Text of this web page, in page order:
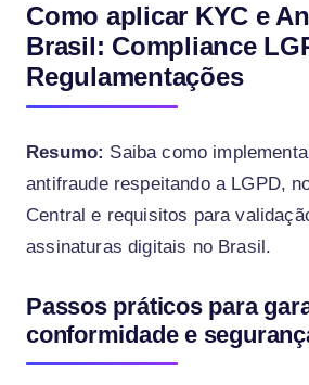
Como aplicar KYC e
Brasil: Compliance
Regulamentações
Resumo: Saiba como
antifraude respeitando a LGPD,
Central e requisitos para
assinaturas digitais no Brasil.
Passos práticos para
conformidade e